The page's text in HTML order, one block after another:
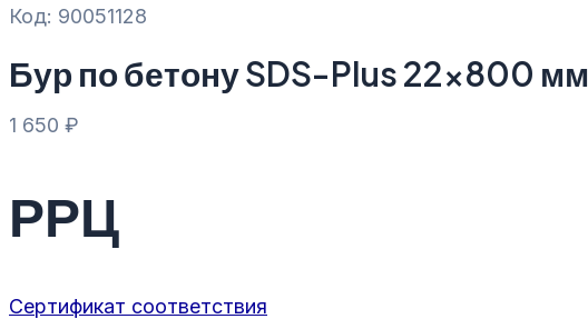
Код: 90051128
Бур по бетону SDS-Plus 22×800 мм
1 650 ₽
РРЦ
Сертификат соответствия